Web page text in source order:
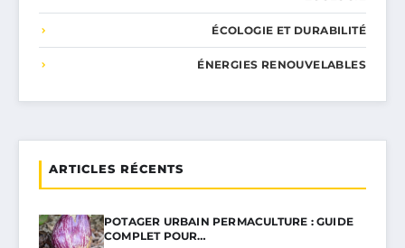
ÉCOLOGIE ET DURABILITÉ
ÉNERGIES RENOUVELABLES
ARTICLES RÉCENTS
POTAGER URBAIN PERMACULTURE : GUIDE
COMPLET POUR…